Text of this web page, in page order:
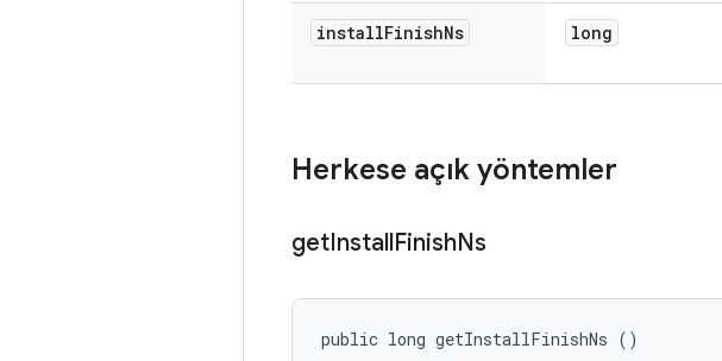
installFinishNs long
Herkese açık yöntemler
getInstallFinishNs
public long getInstallFinishNs ()